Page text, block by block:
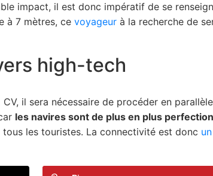
impact, il est donc impératif de se
à 7 mètres, ce voyageur à la recherche de
high-tech
il sera nécessaire de procéder en
les navires sont de plus en plus
les touristes. La connectivité est donc